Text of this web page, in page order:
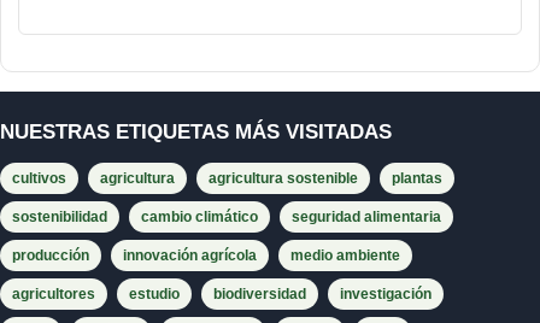
NUESTRAS ETIQUETAS MÁS VISITADAS
cultivos agricultura agricultura sostenible plantas
sostenibilidad cambio climático seguridad alimentaria
producción innovación agrícola medio ambiente
agricultores estudio biodiversidad investigación